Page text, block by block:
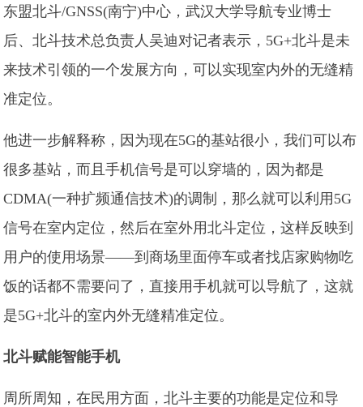
东盟北斗/GNSS(南宁)中心，武汉大学导航专业博士
后、北斗技术总负责人吴迪对记者表示，5G+北斗是未
来技术引领的一个发展方向，可以实现室内外的无缝精
准定位。
他进一步解释称，因为现在5G的基站很小，我们可以布
很多基站，而且手机信号是可以穿墙的，因为都是
CDMA(一种扩频通信技术)的调制，那么就可以利用5G
信号在室内定位，然后在室外用北斗定位，这样反映到
用户的使用场景——到商场里面停车或者找店家购物吃
饭的话都不需要问了，直接用手机就可以导航了，这就
是5G+北斗的室内外无缝精准定位。
北斗赋能智能手机
周所周知，在民用方面，北斗主要的功能是定位和导